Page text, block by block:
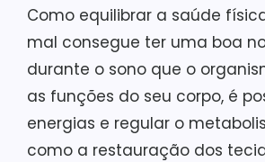
Como equilibrar a saúde
mal consegue ter uma boa
durante o sono que o
as funções do seu corpo, é
energias e regular o
como a restauração dos